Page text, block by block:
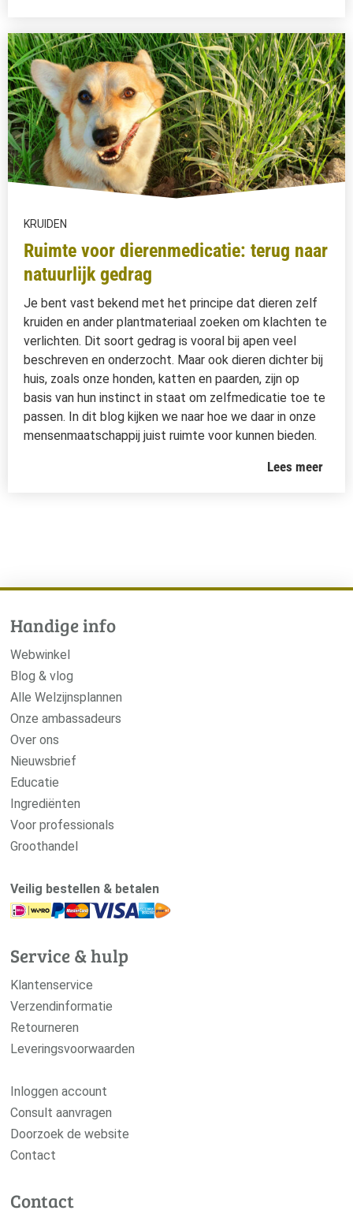
KRUIDEN
Ruimte voor dierenmedicatie: terug naar
natuurlijk gedrag
Je bent vast bekend met het principe dat dieren zelf
kruiden en ander plantmateriaal zoeken om klachten te
verlichten. Dit soort gedrag is vooral bij apen veel
beschreven en onderzocht. Maar ook dieren dichter bij
huis, zoals onze honden, katten en paarden, zijn op
basis van hun instinct in staat om zelfmedicatie toe te
passen. In dit blog kijken we naar hoe we daar in onze
mensenmaatschappij juist ruimte voor kunnen bieden.
Lees meer
Handige info
Webwinkel
Blog & vlog
Alle Welzijnsplannen
Onze ambassadeurs
Over ons
Nieuwsbrief
Educatie
Ingrediënten
Voor professionals
Groothandel
Veilig bestellen & betalen
Service & hulp
Klantenservice
Verzendinformatie
Retourneren
Leveringsvoorwaarden
Inloggen account
Consult aanvragen
Doorzoek de website
Contact
Contact